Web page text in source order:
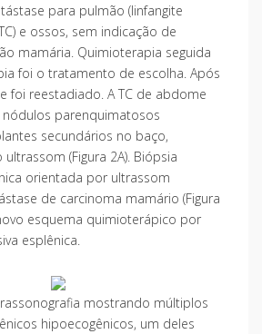
para pulmão (linfangite
e ossos, sem indicação de
mamária. Quimioterapia seguida
foi o tratamento de escolha. Após
foi reestadiado. A TC de abdome
parenquimatosos
secundários no baço,
(Figura 2A). Biópsia
orientada por ultrassom
de carcinoma mamário (Figura
esquema quimioterápico por
esplênica.
mostrando múltiplos
hipoecogênicos, um deles